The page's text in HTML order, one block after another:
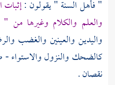
"فأهل السنة" يقولون :إثبات
والعلم والكلام وغيرها من
واليدين والعينين والغضب
كالضحك والنزول والاستواء
نقصان .